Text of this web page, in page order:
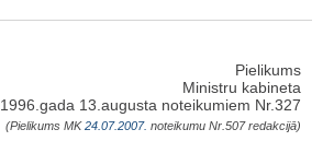
Pielikums
Ministru kabineta
1996.gada 13.augusta noteikumiem Nr.327
(Pielikums MK24.07.2007. noteikumu Nr.507 redakcijā)